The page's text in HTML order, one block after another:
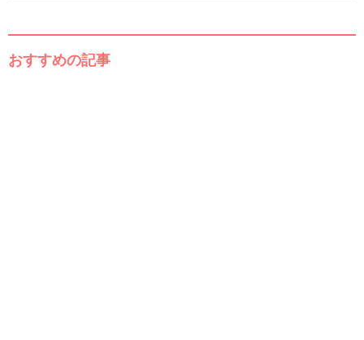
おすすめの記事